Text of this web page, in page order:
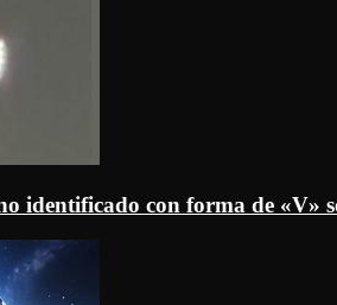
identificado con forma de «V»